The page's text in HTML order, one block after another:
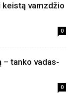
keistą vamzdžio
0
tanko vadas-
0